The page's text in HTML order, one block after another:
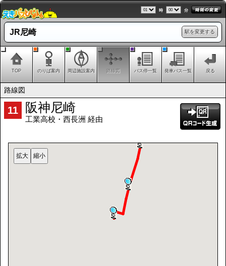
時 分
駅を変更する
JR尼崎
TOP のりば案内 周辺施設案内 路線図 バス停一覧 発車バス一覧 戻る
路線図
11 阪神尼崎
工業高校・西長洲 経由